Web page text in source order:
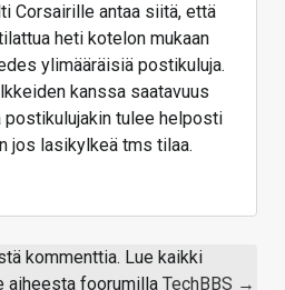
Corsairille antaa siitä, että
heti kotelon mukaan
ylimääräisiä postikuluja.
kanssa saatavuus
postikulujakin tulee helposti
jos lasikylkeä tms tilaa.
kommenttia. Lue kaikki
aiheesta foorumilla TechBBS →